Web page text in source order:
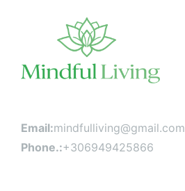
Email:mindfulliving@gmail.com
Phone.:+306949425866